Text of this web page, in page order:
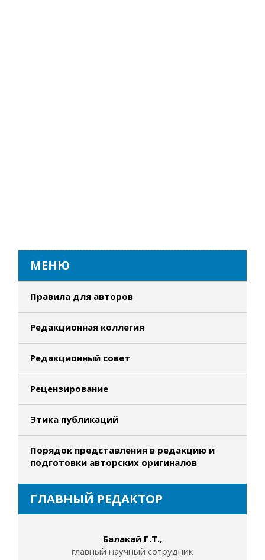
МЕНЮ
Правила для авторов
Редакционная коллегия
Редакционный совет
Рецензирование
Этика публикаций
Порядок представления в редакцию и
подготовки авторских оригиналов
ГЛАВНЫЙ РЕДАКТОР
Балакай Г.Т.,
главный научный сотрудник